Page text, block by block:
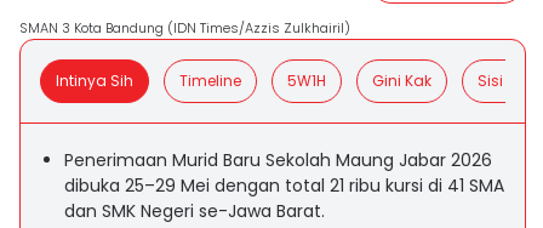
SMAN 3 Kota Bandung (IDN Times/Azzis Zulkhairil)
Intinya Sih Timeline 5W1H Gini Kak Sisi
Penerimaan Murid Baru Sekolah Maung Jabar 2026
dibuka 25–29 Mei dengan total 21 ribu kursi di 41 SMA
dan SMK Negeri se-Jawa Barat.